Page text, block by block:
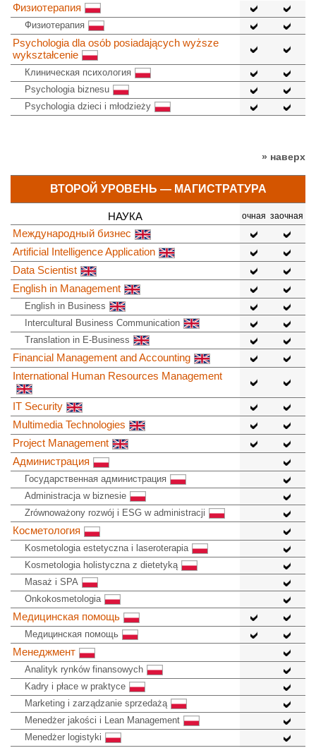
Физиотерапия
Физиотерапия
Psychologia dla osób posiadających wyższe
wykształcenie
Клиническая психология
Psychologia biznesu
Psychologia dzieci i młodzieży
» наверх
ВТОРОЙ УРОВЕНЬ — МАГИСТРАТУРА
НАУКА очная заочная
Международный бизнес
Artificial Intelligence Application
Data Scientist
English in Management
English in Business
Intercultural Business Communication
Translation in E-Business
Financial Management and Accounting
International Human Resources Management
IT Security
Multimedia Technologies
Project Management
Администрация
Государственная администрация
Administracja w biznesie
Zrównoważony rozwój i ESG w administracji
Косметология
Kosmetologia estetyczna i laseroterapia
Kosmetologia holistyczna z dietetyką
Masaż i SPA
Onkokosmetologia
Медицинская помощь
Медицинская помощь
Менеджмент
Analityk rynków finansowych
Kadry i płace w praktyce
Marketing i zarządzanie sprzedażą
Menedżer jakości i Lean Management
Menedżer logistyki